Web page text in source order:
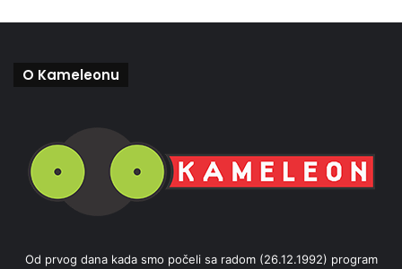
O Kameleonu
Od prvog dana kada smo počeli sa radom (26.12.1992) program